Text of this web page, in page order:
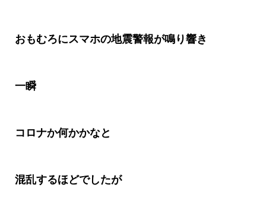
おもむろにスマホの地震警報が鳴り響き
一瞬
コロナか何かかなと
混乱するほどでしたが